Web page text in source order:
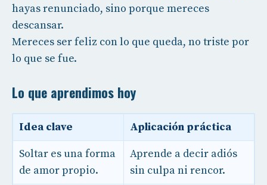
hayas renunciado, sino porque mereces
descansar.
Mereces ser feliz con lo que queda, no triste por
lo que se fue.
Lo que aprendimos hoy
Idea clave
Aplicación práctica
Soltar es una forma
de amor propio.
Aprende a decir adiós
sin culpa ni rencor.